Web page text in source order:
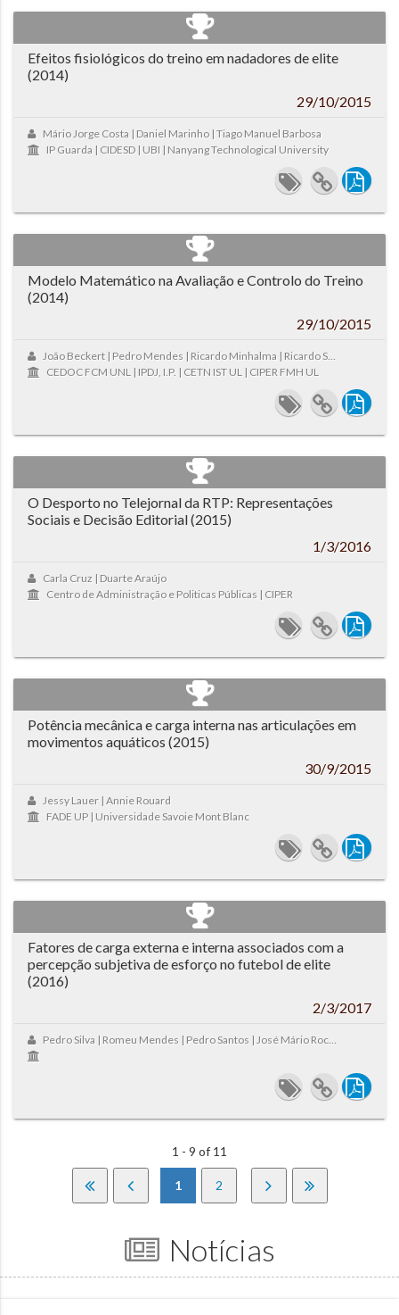
Efeitos fisiológicos do treino em nadadores de elite
(2014)
29/10/2015
Mário Jorge Costa | Daniel Marinho | Tiago Manuel Barbosa
IP Guarda | CIDESD | UBI | Nanyang Technological University
Modelo Matemático na Avaliação e Controlo do Treino
(2014)
29/10/2015
João Beckert | Pedro Mendes | Ricardo Minhalma | Ricardo Silvestre | ...
CEDOC FCM UNL | IPDJ, I.P. | CETN IST UL | CIPER FMH UL
O Desporto no Telejornal da RTP: Representações
Sociais e Decisão Editorial (2015)
1/3/2016
Carla Cruz | Duarte Araújo
Centro de Administração e Politicas Públicas | CIPER
Potência mecânica e carga interna nas articulações em
movimentos aquáticos (2015)
30/9/2015
Jessy Lauer | Annie Rouard
FADE UP | Universidade Savoie Mont Blanc
Fatores de carga externa e interna associados com a
percepção subjetiva de esforço no futebol de elite
(2016)
2/3/2017
Pedro Silva | Romeu Mendes | Pedro Santos | José Mário Rocha
1 - 9 of 11
1 2
Notícias